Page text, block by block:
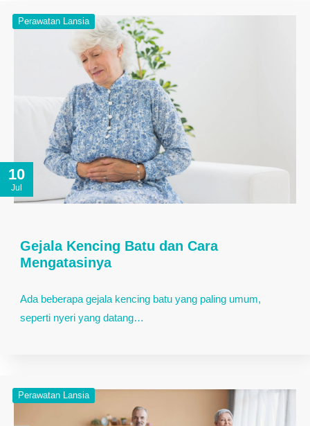
10
Jul
Perawatan Lansia
Gejala Kencing Batu dan Cara
Mengatasinya
Ada beberapa gejala kencing batu yang paling umum,
seperti nyeri yang datang…
Perawatan Lansia